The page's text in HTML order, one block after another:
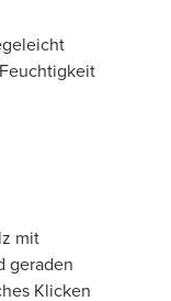
mit
geraden
Klicken